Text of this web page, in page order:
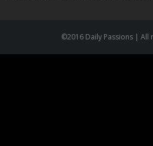
©2016 Daily Passions | All